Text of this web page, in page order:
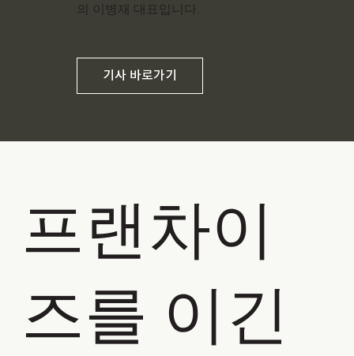
프랜차이
즈를 이긴
의 이병재 대표입니다.
기사 바로가기